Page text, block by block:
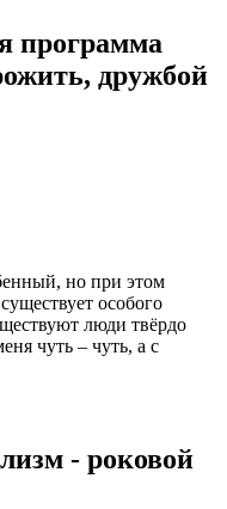
программа
дружбой
но при этом
особого
люди твёрдо
чуть – чуть, а с
- роковой